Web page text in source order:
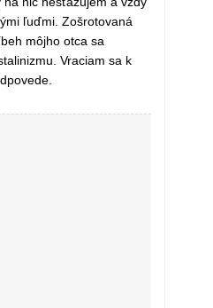
ľuďmi. Zošrotovaná
môjho otca sa
Vraciam sa k